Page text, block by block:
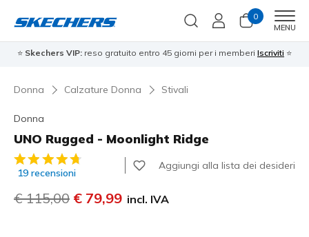
0
MENU
⭐ Skechers VIP: reso gratuito entro 45 giorni per i memberi Iscriviti ⭐
Donna Calzature Donna Stivali
Donna
UNO Rugged - Moonlight Ridge
Valutazione cliente 4,4 su 5
19 recensioni
Aggiungi alla lista dei desideri
Prezzo ridotto da
€ 115,00 per
€ 79,99 incl. IVA